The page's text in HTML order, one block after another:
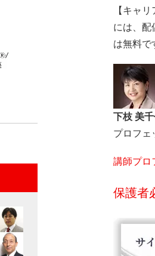
【キャ
には、配
は無料で
下枝 美千
プロフェ
講師プロ
保護者